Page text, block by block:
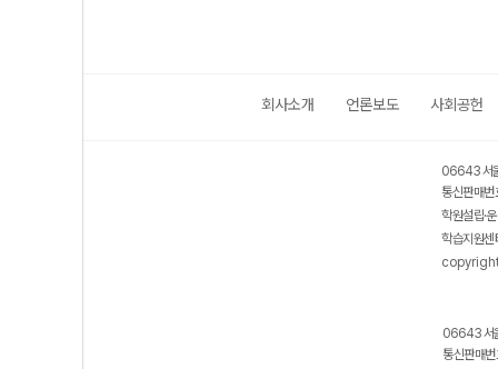
회사소개 언론보도 사회공헌
06643 서
통신판매
학원설립·
학습지원
06643 서
통신판매